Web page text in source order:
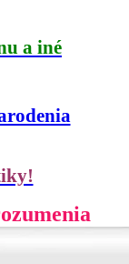
a iné